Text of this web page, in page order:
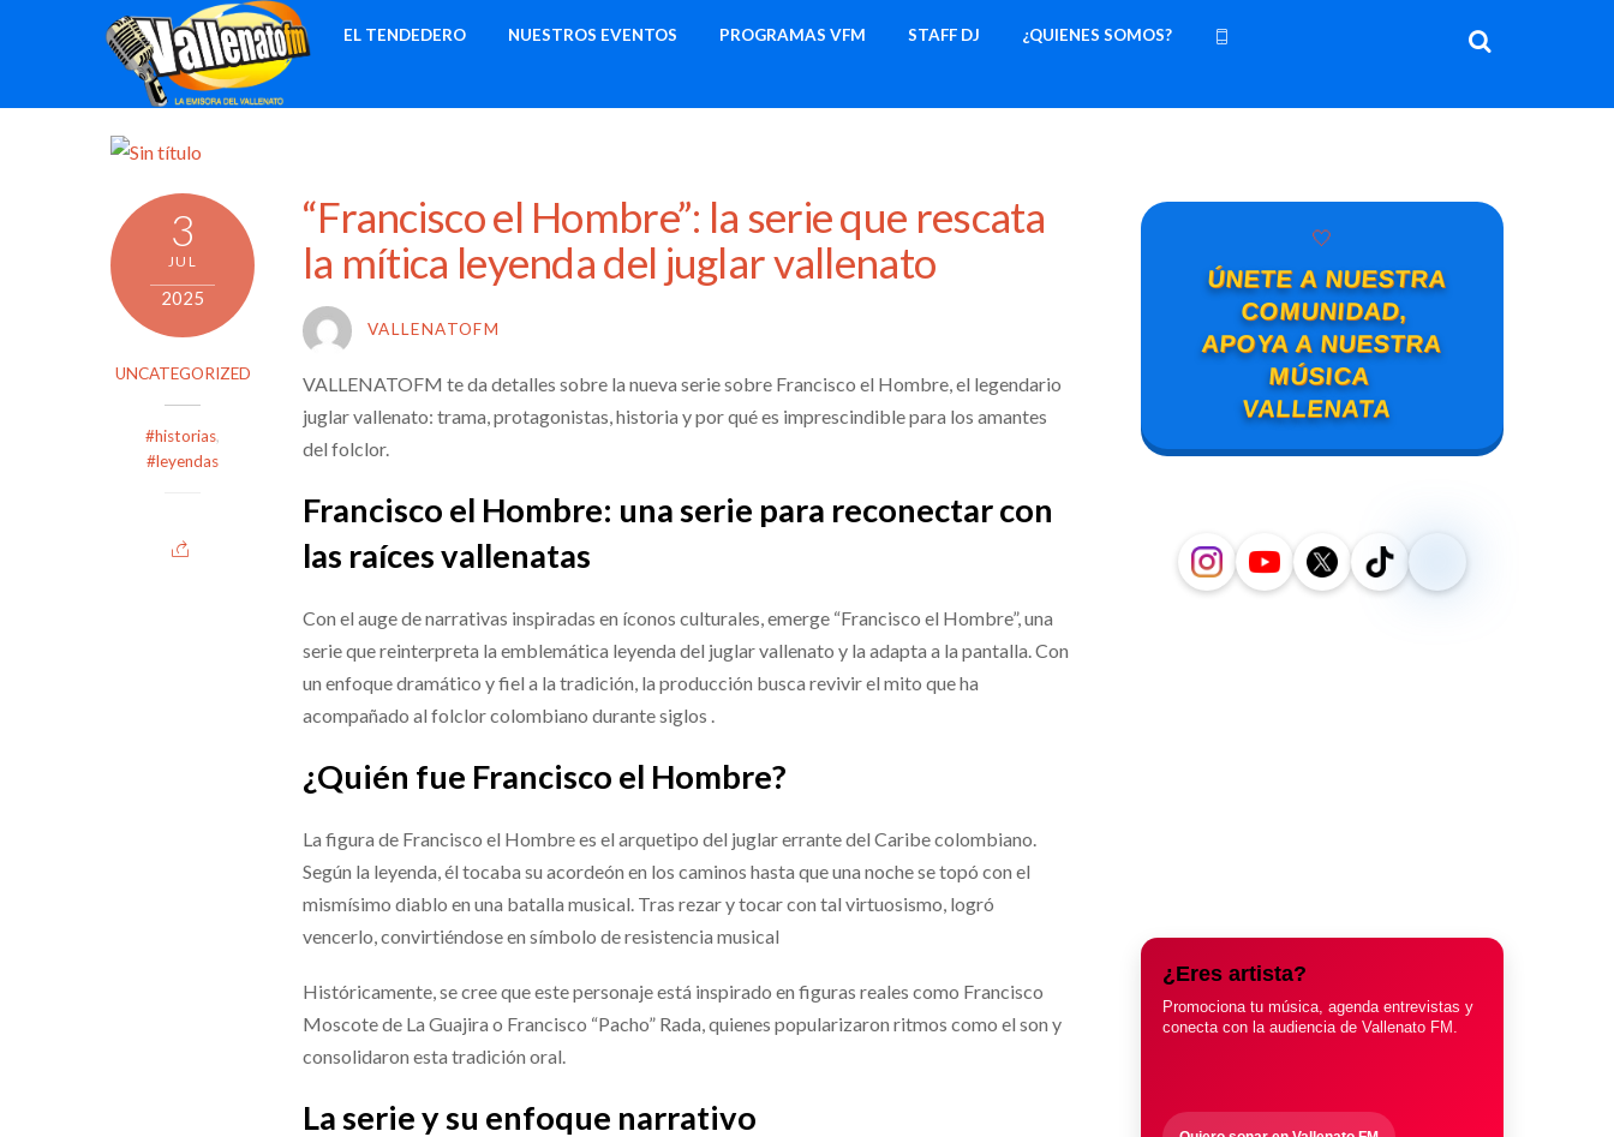
EL TENDEDERO NUESTROS EVENTOS PROGRAMAS VFM STAFF DJ ¿QUIENES SOMOS?
3
JUL
2025
UNCATEGORIZED
#historias,
#leyendas
“Francisco el Hombre”: la serie que rescata
la mítica leyenda del juglar vallenato
VALLENATOFM
VALLENATOFM te da detalles sobre la nueva serie sobre Francisco el Hombre, el legendario
juglar vallenato: trama, protagonistas, historia y por qué es imprescindible para los amantes
del folclor.
Francisco el Hombre: una serie para reconectar con
las raíces vallenatas
Con el auge de narrativas inspiradas en íconos culturales, emerge “Francisco el Hombre”, una
serie que reinterpreta la emblemática leyenda del juglar vallenato y la adapta a la pantalla. Con
un enfoque dramático y fiel a la tradición, la producción busca revivir el mito que ha
acompañado al folclor colombiano durante siglos .
¿Quién fue Francisco el Hombre?
La figura de Francisco el Hombre es el arquetipo del juglar errante del Caribe colombiano.
Según la leyenda, él tocaba su acordeón en los caminos hasta que una noche se topó con el
mismísimo diablo en una batalla musical. Tras rezar y tocar con tal virtuosismo, logró
vencerlo, convirtiéndose en símbolo de resistencia musical
Históricamente, se cree que este personaje está inspirado en figuras reales como Francisco
Moscote de La Guajira o Francisco “Pacho” Rada, quienes popularizaron ritmos como el son y
consolidaron esta tradición oral.
La serie y su enfoque narrativo
🤍
ÚNETE A NUESTRA
COMUNIDAD,
APOYA A NUESTRA
MÚSICA
VALLENATA
¿Eres artista?
Promociona tu música, agenda entrevistas y
conecta con la audiencia de Vallenato FM.